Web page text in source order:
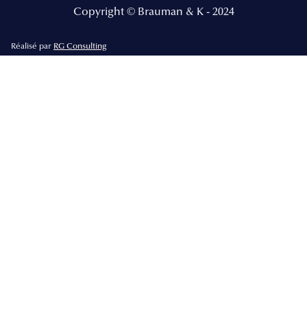
Copyright © Brauman & K - 2024
Réalisé par RG Consulting